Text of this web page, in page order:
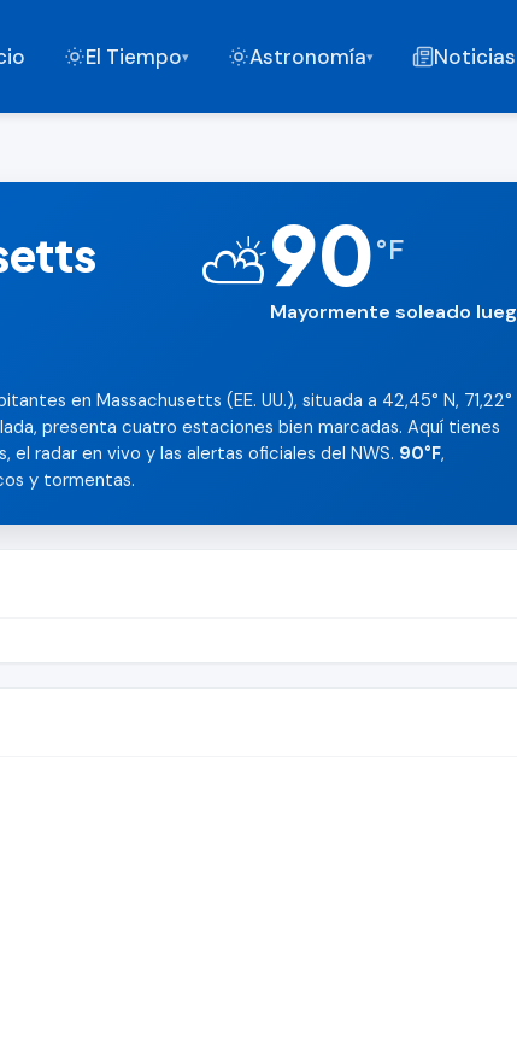
El Tiempo▾ Astronomía▾ Noticias
⛅90°F
Mayormente soleado
en Massachusetts (EE. UU.), situada a 42,45° N, 71,22°
presenta cuatro estaciones bien marcadas. Aquí tienes
radar en vivo y las alertas oficiales del NWS. 90°F,
y tormentas.